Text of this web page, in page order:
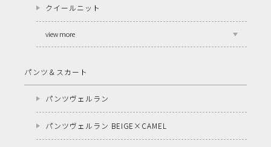
クイールニット
view more
パンツ＆スカート
パンツヴェルラン
パンツヴェルラン BEIGE×CAMEL